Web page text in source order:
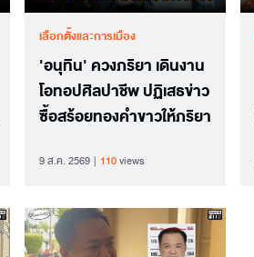
เลือกตั้งและการเมือง
'อนุทิน' ควงภริยา เดินงาน
โอทอปศิลปาชีพ ปฏิเสธข่าว
ซื้อสร้อยทองคำขาวให้ภริยา
9 ส.ค. 2569 110views